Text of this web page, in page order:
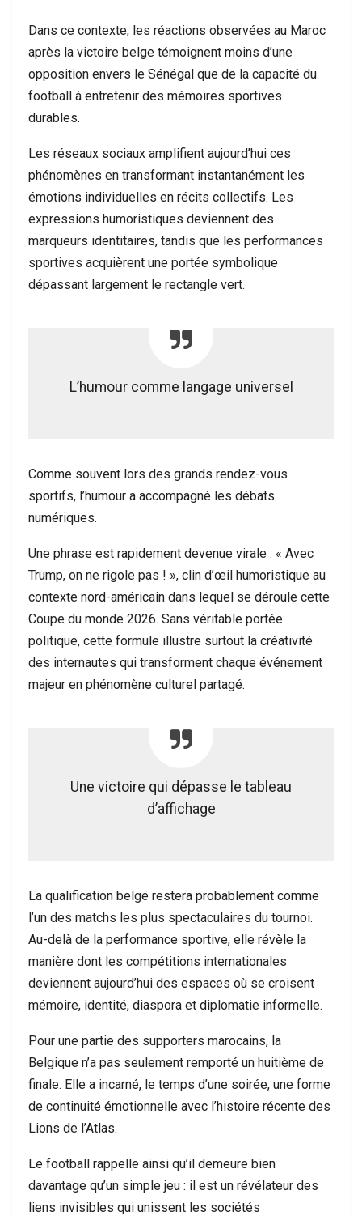
Dans ce contexte, les réactions observées au Maroc
après la victoire belge témoignent moins d’une
opposition envers le Sénégal que de la capacité du
football à entretenir des mémoires sportives
durables.
Les réseaux sociaux amplifient aujourd’hui ces
phénomènes en transformant instantanément les
émotions individuelles en récits collectifs. Les
expressions humoristiques deviennent des
marqueurs identitaires, tandis que les performances
sportives acquièrent une portée symbolique
dépassant largement le rectangle vert.
L’humour comme langage universel
Comme souvent lors des grands rendez-vous
sportifs, l’humour a accompagné les débats
numériques.
Une phrase est rapidement devenue virale : « Avec
Trump, on ne rigole pas ! », clin d’œil humoristique au
contexte nord-américain dans lequel se déroule cette
Coupe du monde 2026. Sans véritable portée
politique, cette formule illustre surtout la créativité
des internautes qui transforment chaque événement
majeur en phénomène culturel partagé.
Une victoire qui dépasse le tableau
d’affichage
La qualification belge restera probablement comme
l’un des matchs les plus spectaculaires du tournoi.
Au-delà de la performance sportive, elle révèle la
manière dont les compétitions internationales
deviennent aujourd’hui des espaces où se croisent
mémoire, identité, diaspora et diplomatie informelle.
Pour une partie des supporters marocains, la
Belgique n’a pas seulement remporté un huitième de
finale. Elle a incarné, le temps d’une soirée, une forme
de continuité émotionnelle avec l’histoire récente des
Lions de l’Atlas.
Le football rappelle ainsi qu’il demeure bien
davantage qu’un simple jeu : il est un révélateur des
liens invisibles qui unissent les sociétés